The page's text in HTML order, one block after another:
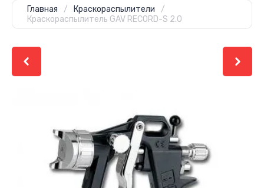
Главная / Краскораспылители
/
Краскораспылитель GAV RECORD-S 2.0